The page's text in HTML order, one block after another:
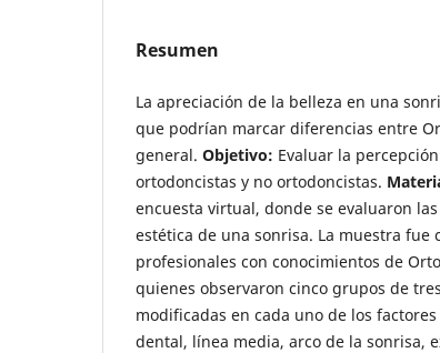
Resumen
La apreciación de la belleza en una
que podrían marcar diferencias entre
general. Objetivo: Evaluar la
ortodoncistas y no ortodoncistas.
encuesta virtual, donde se evaluaron
estética de una sonrisa. La muestra fue
profesionales con conocimientos de
quienes observaron cinco grupos de
modificadas en cada uno de los
dental, línea media, arco de la sonrisa,